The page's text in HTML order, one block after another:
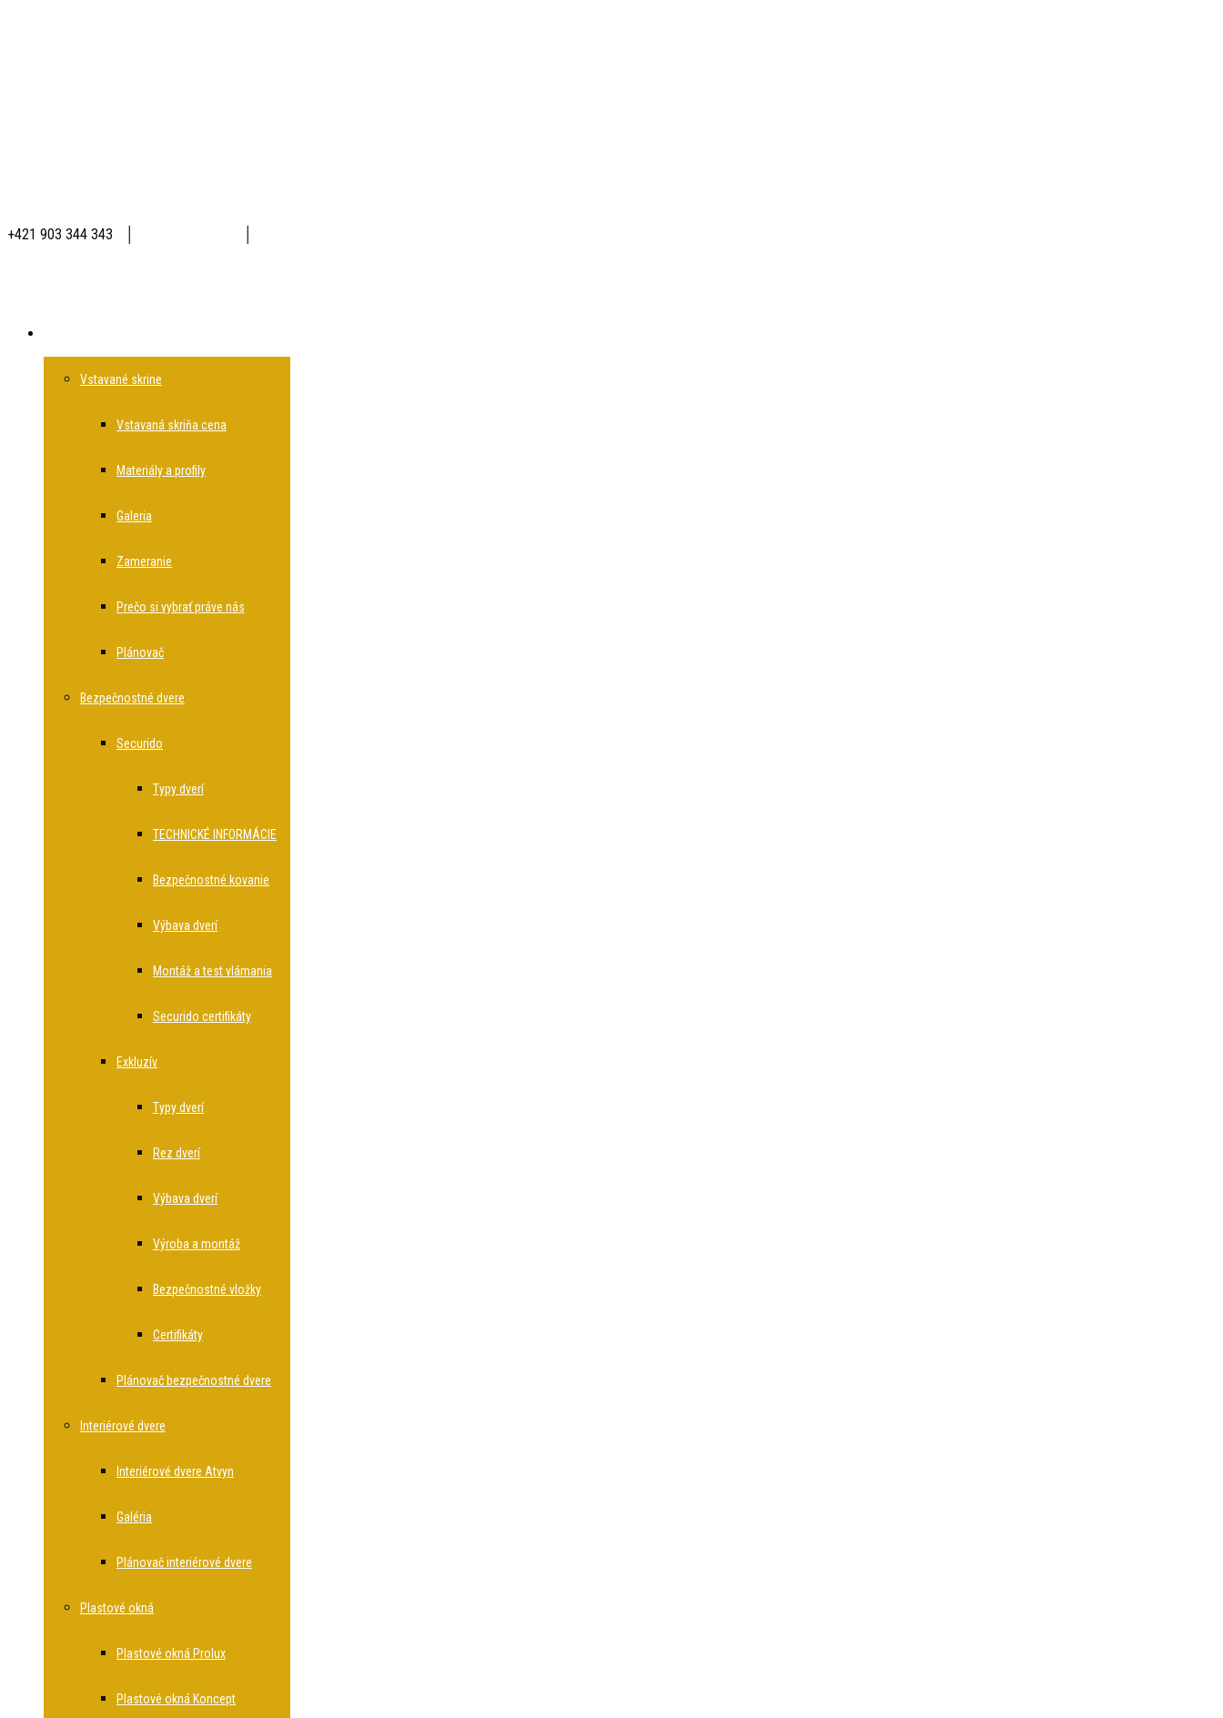
+421 903 344 343
Vstavané skrine
Vstavaná skriňa cena
Materiály a profily
Galeria
Zameranie
Prečo si vybrať práve nás
Plánovač
Bezpečnostné dvere
Securido
Typy dverí
TECHNICKÉ INFORMÁCIE
Bezpečnostné kovanie
Výbava dverí
Montáž a test vlámania
Securido certifikáty
Exkluzív
Typy dverí
Rez dverí
Výbava dverí
Výroba a montáž
Bezpečnostné vložky
Certifikáty
Plánovač bezpečnostné dvere
Interiérové dvere
Interiérové dvere Atvyn
Galéria
Plánovač interiérové dvere
Plastové okná
Plastové okná Prolux
Plastové okná Koncept